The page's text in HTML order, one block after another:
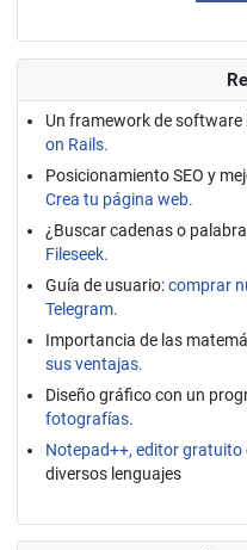
Un framework de
on Rails.
Posicionamiento SEO y
Crea tu página web.
¿Buscar cadenas o
Fileseek.
Guía de usuario:comprar
Telegram.
Importancia de las
sus ventajas.
Diseño gráfico con un
fotografías.
Notepad++, editor gratuito
diversos lenguajes